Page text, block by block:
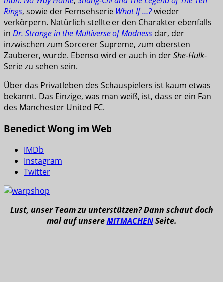
Rings, sowie der Fernsehserie What If …?wieder
verkörpern. Natürlich stellte er den Charakter ebenfalls
in Dr. Strange in the Multiverse of Madness dar, der
inzwischen zum Sorcerer Supreme, zum obersten
Zauberer, wurde. Ebenso wird er auch in derShe-Hulk-
Serie zu sehen sein.
Über das Privatleben des Schauspielers ist kaum etwas
bekannt. Das Einzige, was man weiß, ist, dass er ein Fan
des Manchester United FC.
Benedict Wong im Web
IMDb
Instagram
Twitter
Lust, unser Team zu unterstützen? Dann schaut doch
mal auf unsereMITMACHENSeite.